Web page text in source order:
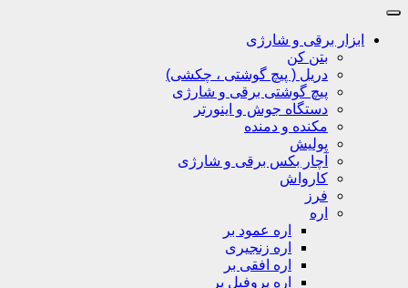
ابزار برقی و شارژی
بتن کن
دریل ( پیچ گوشتی ، چکشی)
پیچ گوشتی برقی و شارژی
دستگاه جوش و اینورتر
مکنده و دمنده
پولیش
آچار بکس برقی و شارژی
کارواش
فرز
اره
اره عمود بر
اره زنجیری
اره افقی بر
اره پروفیل پر